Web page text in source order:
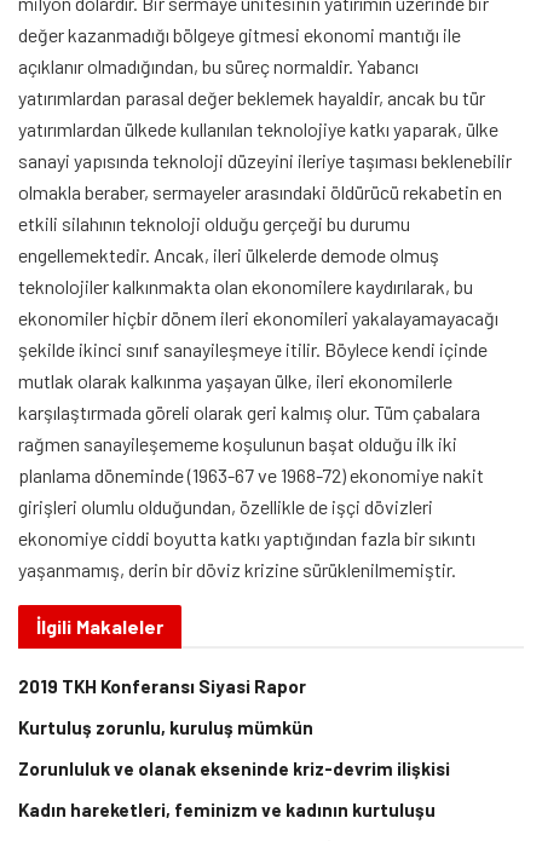
değer kazanmadığı bölgeye gitmesi ekonomi mantığı ile
açıklanır olmadığından, bu süreç normaldir. Yabancı
yatırımlardan parasal değer beklemek hayaldir, ancak bu tür
yatırımlardan ülkede kullanılan teknolojiye katkı yaparak, ülke
sanayi yapısında teknoloji düzeyini ileriye taşıması beklenebilir
olmakla beraber, sermayeler arasındaki öldürücü rekabetin en
etkili silahının teknoloji olduğu gerçeği bu durumu
engellemektedir. Ancak, ileri ülkelerde demode olmuş
teknolojiler kalkınmakta olan ekonomilere kaydırılarak, bu
ekonomiler hiçbir dönem ileri ekonomileri yakalayamayacağı
şekilde ikinci sınıf sanayileşmeye itilir. Böylece kendi içinde
mutlak olarak kalkınma yaşayan ülke, ileri ekonomilerle
karşılaştırmada göreli olarak geri kalmış olur. Tüm çabalara
rağmen sanayileşememe koşulunun başat olduğu ilk iki
planlama döneminde (1963-67 ve 1968-72) ekonomiye nakit
girişleri olumlu olduğundan, özellikle de işçi dövizleri
ekonomiye ciddi boyutta katkı yaptığından fazla bir sıkıntı
yaşanmamış, derin bir döviz krizine sürüklenilmemiştir.
İlgili Makaleler
2019 TKH Konferansı Siyasi Rapor
Kurtuluş zorunlu, kuruluş mümkün
Zorunluluk ve olanak ekseninde kriz-devrim ilişkisi
Kadın hareketleri, feminizm ve kadının kurtuluşu